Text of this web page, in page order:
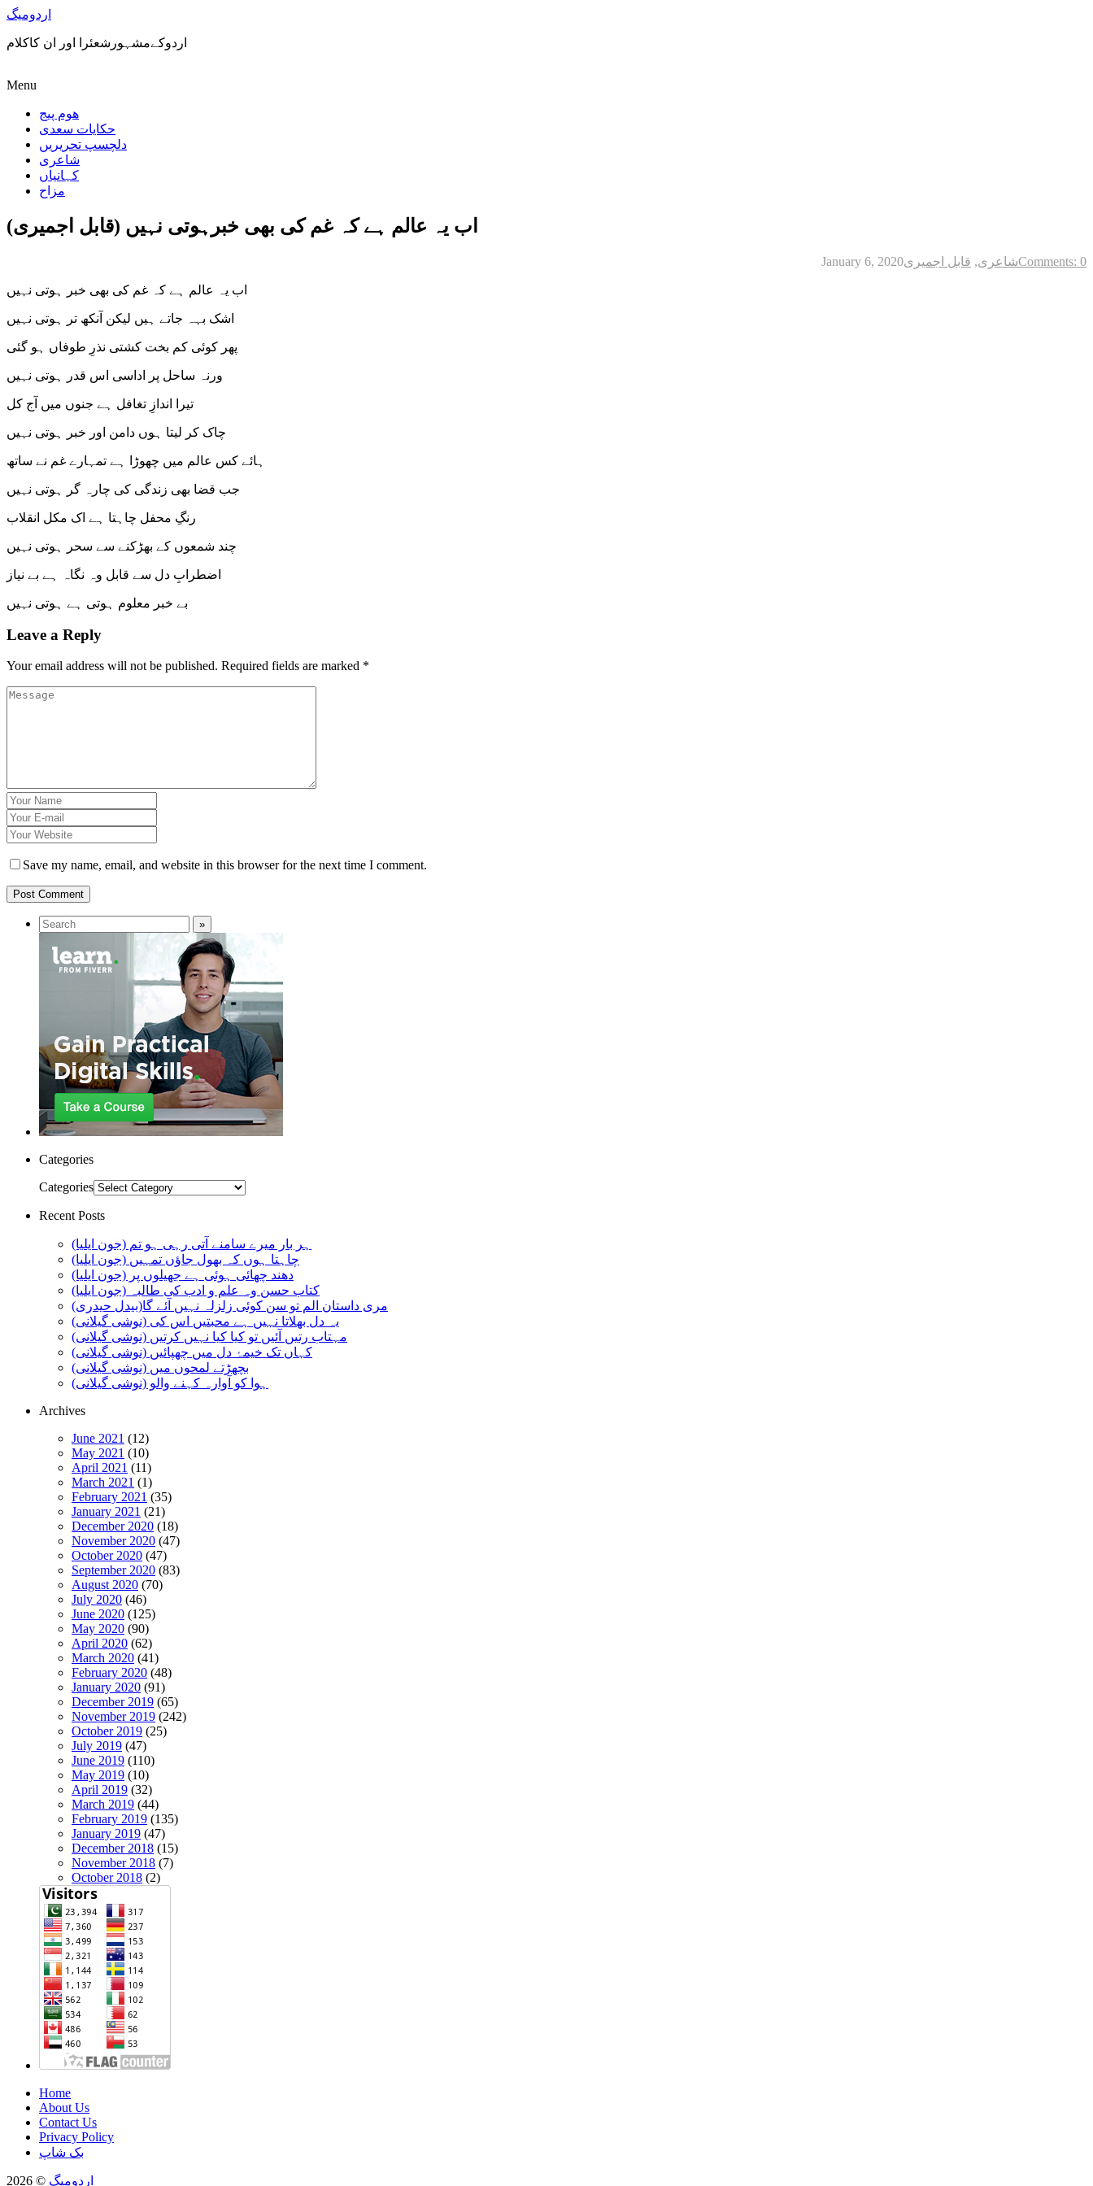
اردومیگ
اردوکےمشہورشعئرا اور ان کاکلام
Menu
ھوم پیج
حکایات سعدی
دلچسپ تحریریں
شاعری
کہانیاں
مزاح
اب یہ عالم ہے کہ غم کی بھی خبرہوتی نہیں (قابل اجمیری)
January 6, 2020 شاعری, قابل اجمیری Comments: 0
اب یہ عالم ہے کہ غم کی بھی خبر ہوتی نہیں
اشک بہہ جاتے ہیں لیکن آنکھ تر ہوتی نہیں
پھر کوئی کم بخت کشتی نذرِ طوفاں ہو گئی
ورنہ ساحل پر اداسی اس قدر ہوتی نہیں
تیرا اندازِ تغافل ہے جنوں میں آج کل
چاک کر لیتا ہوں دامن اور خبر ہوتی نہیں
ہائے کس عالم میں چھوڑا ہے تمہارے غم نے ساتھ
جب قضا بھی زندگی کی چارہ گر ہوتی نہیں
رنگِ محفل چاہتا ہے اک مکل انقلاب
چند شمعوں کے بھڑکنے سے سحر ہوتی نہیں
اضطرابِ دل سے قابل وہ نگاہ ہے بے نیاز
بے خبر معلوم ہوتی ہے ہوتی نہیں
Leave a Reply
Your email address will not be published. Required fields are marked *
Save my name, email, and website in this browser for the next time I comment.
Categories
Categories
Recent Posts
ہر بار میرے سامنے آتی رہی ہو تم (جون ایلیا)
چاہتا ہوں کہ بھول جاؤں تمہیں (جون ایلیا)
دھند چھائی ہوئی ہے جھیلوں پر (جون ایلیا)
کتاب حسن وہ علم و ادب کی طالبہ (جون ایلیا)
مری داستان الم تو سن کوئی زلزلہ نہیں آئے گا(بیدل حیدری)
یہ دل بھلاتا نہیں ہے محبتیں اس کی (نوشی گیلانی)
مہتاب رتیں آئیں تو کیا کیا نہیں کرتیں (نوشی گیلانی)
کہاں تک خیمۂ دل میں چھپائیں (نوشی گیلانی)
بچھڑتے لمحوں میں (نوشی گیلانی)
ہوا کو آوارہ کہنے والو (نوشی گیلانی)
Archives
June 2021 (12)
May 2021 (10)
April 2021 (11)
March 2021 (1)
February 2021 (35)
January 2021 (21)
December 2020 (18)
November 2020 (47)
October 2020 (47)
September 2020 (83)
August 2020 (70)
July 2020 (46)
June 2020 (125)
May 2020 (90)
April 2020 (62)
March 2020 (41)
February 2020 (48)
January 2020 (91)
December 2019 (65)
November 2019 (242)
October 2019 (25)
July 2019 (47)
June 2019 (110)
May 2019 (10)
April 2019 (32)
March 2019 (44)
February 2019 (135)
January 2019 (47)
December 2018 (15)
November 2018 (7)
October 2018 (2)
Home
About Us
Contact Us
Privacy Policy
بک شاپ
اردومیگ © 2026